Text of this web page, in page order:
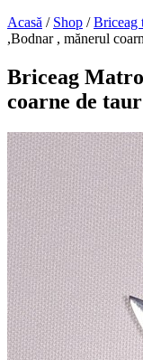
Acasă / Shop /Briceag
,Bodnar , mănerul
Briceag
coarne de